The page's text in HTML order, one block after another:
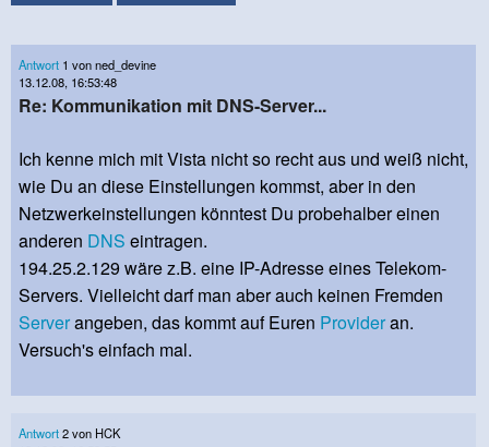
Antwort 1 von ned_devine
13.12.08, 16:53:48
Re: Kommunikation mit DNS-Server...
Ich kenne mich mit Vista nicht so recht aus und weiß nicht,
wie Du an diese Einstellungen kommst, aber in den
Netzwerkeinstellungen könntest Du probehalber einen
anderen DNS eintragen.
194.25.2.129 wäre z.B. eine IP-Adresse eines Telekom-
Servers. Vielleicht darf man aber auch keinen Fremden
Serverangeben, das kommt auf Euren Provideran.
Versuch's einfach mal.
Antwort2 von HCK